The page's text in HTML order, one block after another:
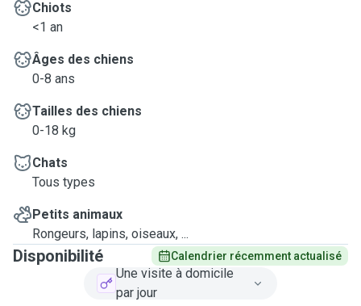
Chiots
<1 an
Âges des chiens
0-8 ans
Tailles des chiens
0-18 kg
Chats
Tous types
Petits animaux
Rongeurs, lapins, oiseaux, ...
Disponibilité Calendrier récemment actualisé
Une visite à domicile
par jour